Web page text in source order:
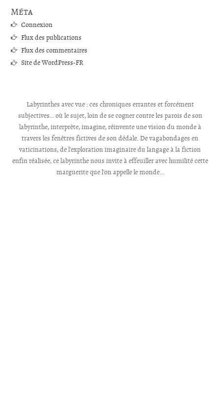
Méta
Connexion
Flux des publications
Flux des commentaires
Site de WordPress-FR
Labyrinthes avec vue : ces chroniques errantes et forcément
subjectives... où le sujet, loin de se cogner contre les parois de son
labyrinthe, interprète, imagine, réinvente une vision du monde à
travers les fenêtres fictives de son dédale. De vagabondages en
vaticinations, de l'exploration imaginaire du langage à la fiction
enfin réalisée, ce labyrinthe nous invite à effeuiller avec humilité cette
marguerite que l'on appelle le monde...